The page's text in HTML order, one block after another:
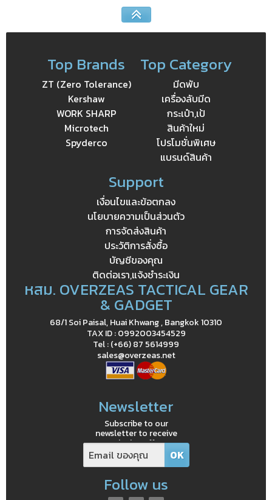
Top Brands
ZT (Zero Tolerance)
Kershaw
WORK SHARP
Microtech
Spyderco
Top Category
มีดพับ
เครื่องลับมีด
กระเป๋า,เป้
สินค้าใหม่
โปรโมชั่นพิเศษ
แบรนด์สินค้า
Support
เงื่อนไขและข้อตกลง
นโยบายความเป็นส่วนตัว
การจัดส่งสินค้า
ประวัติการสั่งซื้อ
บัญชีของคุณ
ติดต่อเรา,แจ้งชำระเงิน
หสม. OVERZEAS TACTICAL GEAR
& GADGET
68/1 Soi Paisal, Huai Khwang , Bangkok 10310
TAX ID : 0992003454529
Tel : (+66) 87 5614999
sales@overzeas.net
Newsletter
Subscribe to our
newsletter to receive
exclusive offers
Follow us